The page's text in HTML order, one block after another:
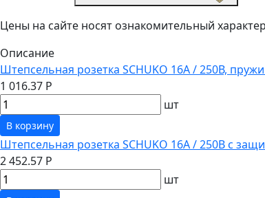
Цены на сайте носят ознакомительный
Описание
Штепсельная розетка SCHUKO 16А / 250В,
1 016.37 Р
шт
В корзину
Штепсельная розетка SCHUKO 16А / 250В с
2 452.57 Р
шт